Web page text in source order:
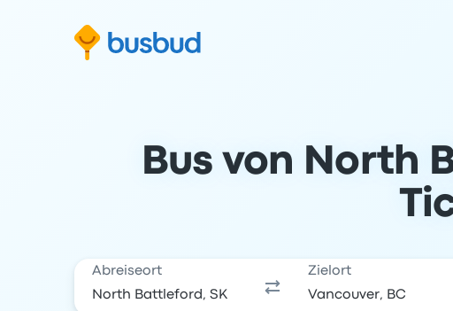
Suchformular springen
Zum Inhalt springen
Zur Fußzeile springen
Bus von North
Abreiseort Zielort